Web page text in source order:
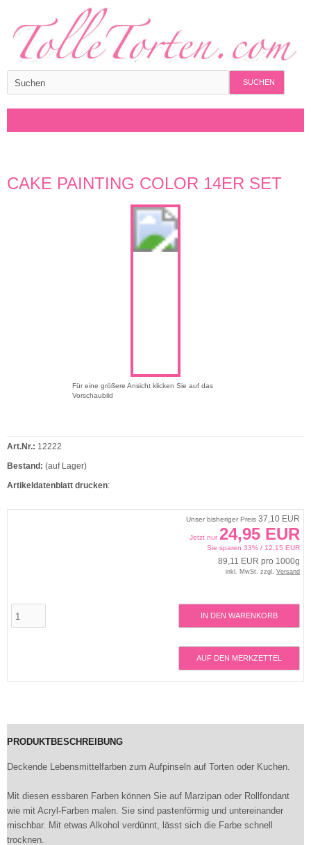
SUCHEN
CAKE PAINTING COLOR 14ER SET
Für eine größere Ansicht klicken Sie auf das
Vorschaubild
Unser bisheriger Preis 37,10 EUR
Jetzt nur 24,95 EUR
Sie sparen 33% / 12,15 EUR
89,11 EUR pro 1000g
inkl. MwSt. zzgl. Versand
IN DEN WARENKORB
AUF DEN MERKZETTEL
Art.Nr.: 12222
Bestand: (auf Lager)
Artikeldatenblatt drucken:
PRODUKTBESCHREIBUNG
Deckende Lebensmittelfarben zum Aufpinseln auf Torten oder Kuchen.
Mit diesen essbaren Farben können Sie auf Marzipan oder Rollfondant
wie mit Acryl-Farben malen. Sie sind pastenförmig und untereinander
mischbar. Mit etwas Alkohol verdünnt, lässt sich die Farbe schnell
trocknen.